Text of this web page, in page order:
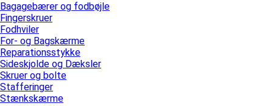
Bagagebærer og fodbøjle
Fingerskruer
Fodhviler
For- og Bagskærme
Reparationsstykke
Sideskjolde og Dæksler
Skruer og bolte
Stafferinger
Stænkskærme